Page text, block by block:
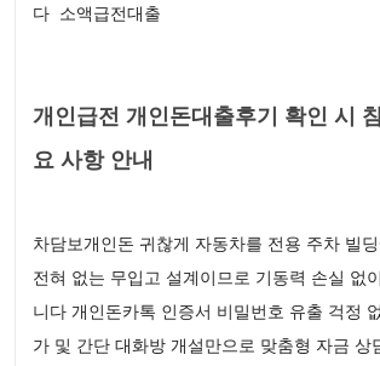
다 소액급전대출
개인급전 개인돈대출후기 확인 시
요 사항 안내
차담보개인돈 귀찮게 자동차를 전용 주차 빌
전혀 없는 무입고 설계이므로 기동력 손실 없
니다 개인돈카톡 인증서 비밀번호 유출 걱정
가 및 간단 대화방 개설만으로 맞춤형 자금 상